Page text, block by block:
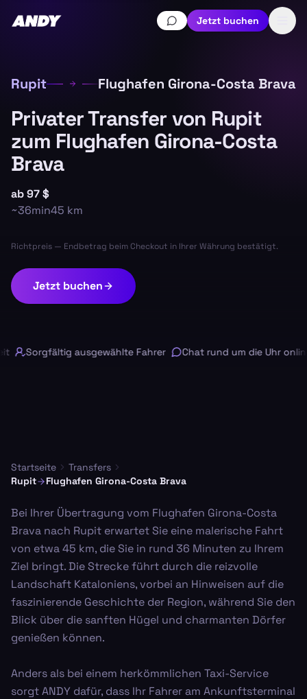
Jetzt buchen
Rupit Flughafen Girona-Costa Brava
Privater Transfer von Rupit
zum Flughafen Girona-Costa
Brava
ab97 $
~36min45 km
Richtpreis — Endbetrag beim Checkout in Ihrer Währung bestätigt.
Jetzt buchen
Sorgfältig ausgewählte Fahrer Chat rund um die Uhr online
Startseite
Transfers
Rupit
Flughafen Girona-Costa Brava
Bei Ihrer Übertragung vom Flughafen Girona-Costa
Brava nach Rupit erwartet Sie eine malerische Fahrt
von etwa 45 km, die Sie in rund 36 Minuten zu Ihrem
Ziel bringt. Die Strecke führt durch die reizvolle
Landschaft Kataloniens, vorbei an Hinweisen auf die
faszinierende Geschichte der Region, während Sie den
Blick über die sanften Hügel und charmanten Dörfer
genießen können.
Anders als bei einem herkömmlichen Taxi-Service
sorgt ANDY dafür, dass Ihr Fahrer am Ankunftsterminal